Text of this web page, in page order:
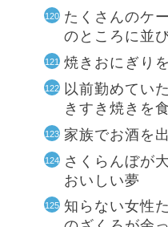
たくさんのケ
のところに並
焼きおにぎり
以前勤めてい
きすき焼きを
家族でお酒を
さくらんぼが
おいしい夢
知らない女性